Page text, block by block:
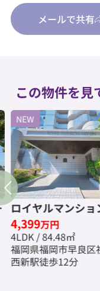
メールで共有
この物件を見
NEW
ロイヤルマンショ
☆仲介手数料無料☆
4,399万円
4LDK / 84.48㎡
福岡県福岡市早良区
西新駅徒歩12分